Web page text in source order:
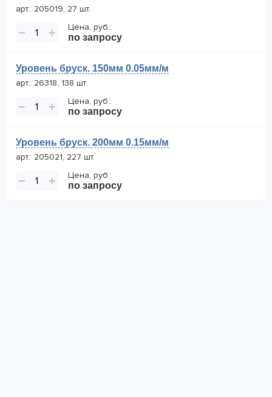
арт.: 205019, 27 шт.
− +
Цена, руб.:
по запросу
Уровень бруск. 150мм 0.05мм/м
арт.: 26318, 138 шт.
− +
Цена, руб.:
по запросу
Уровень бруск. 200мм 0.15мм/м
арт.: 205021, 227 шт.
− +
Цена, руб.:
по запросу